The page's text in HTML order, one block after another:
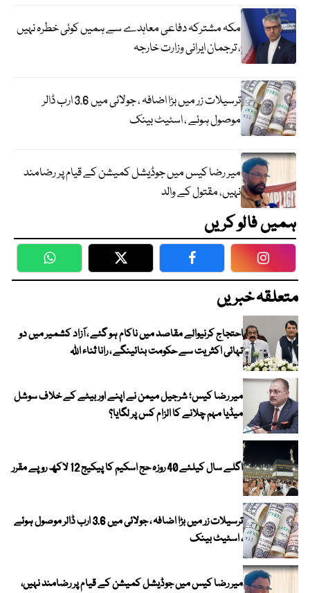
مکہ مشترکہ دفاعی معاہدے سے ہمیں کوئی خطرہ نہیں
، ترجمان ایرانی وزارت خارجہ
ترسیلات زر میں بڑا اضافہ ، جولائی میں 3.6 ارب ڈالر
موصول ہوئے ، اسٹیٹ بینک
میر رضا کیس میں جوڈیشل کمیشن کے قیام پر رضامند
نہیں، مقتول کے والد
ہمیں فالو کریں
WhatsApp Twitter Facebook
متعلقہ خبریں
احتجاج کرنیوالے مقاصد میں ناکام ہو گئے ، آزاد کشمیر میں دو
تہائی اکثریت سے حکومت بنائینگے ، رانا ثناء اللہ
میر رضا کیس؛ شرجیل میمن نے اپنے اور بیٹے کے خلاف سوشل
میڈیا مہم چلانے کا الزام کس پر لگایا؟
اگلے سال کیلئے 40 روزہ حج اسکیم کا پیکیج 12 لاکھ روپے مقرر
ترسیلات زر میں بڑا اضافہ ، جولائی میں 3.6 ارب ڈالر موصول ہوئے
، اسٹیٹ بینک
میر رضا کیس میں جوڈیشل کمیشن کے قیام پر رضامند نہیں،